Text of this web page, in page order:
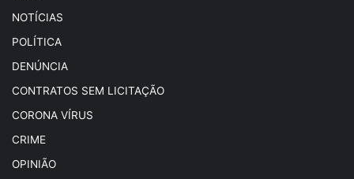
NOTÍCIAS
POLÍTICA
DENÚNCIA
CONTRATOS SEM LICITAÇÃO
CORONA VÍRUS
CRIME
OPINIÃO